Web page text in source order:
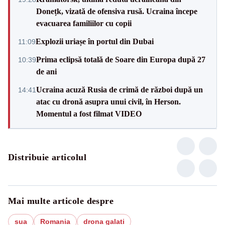
Donețk, vizată de ofensiva rusă. Ucraina începe
evacuarea familiilor cu copii
11:09Explozii uriașe în portul din Dubai
10:39Prima eclipsă totală de Soare din Europa după 27
de ani
14:41Ucraina acuză Rusia de crimă de război după un
atac cu dronă asupra unui civil, în Herson.
Momentul a fost filmat VIDEO
Distribuie articolul
Mai multe articole despre
sua Romania drona galati